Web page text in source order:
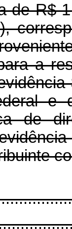
de R$
a
e
de